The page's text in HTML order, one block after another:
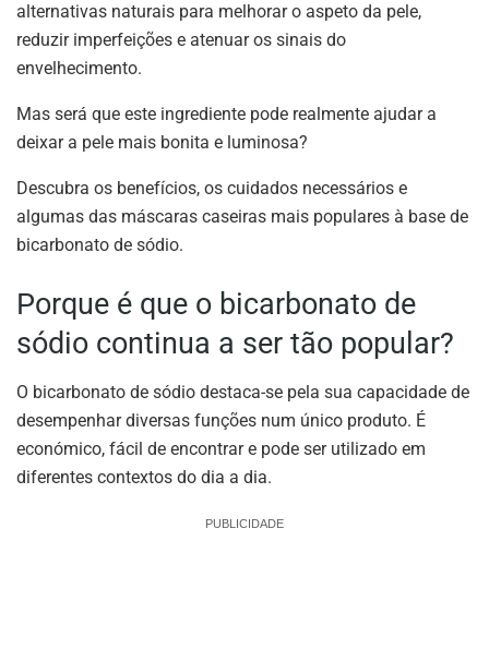
alternativas naturais para melhorar o aspeto da pele,
reduzir imperfeições e atenuar os sinais do
envelhecimento.
Mas será que este ingrediente pode realmente ajudar a
deixar a pele mais bonita e luminosa?
Descubra os benefícios, os cuidados necessários e
algumas das máscaras caseiras mais populares à base de
bicarbonato de sódio.
Porque é que o bicarbonato de
sódio continua a ser tão popular?
O bicarbonato de sódio destaca-se pela sua capacidade de
desempenhar diversas funções num único produto. É
económico, fácil de encontrar e pode ser utilizado em
diferentes contextos do dia a dia.
PUBLICIDADE